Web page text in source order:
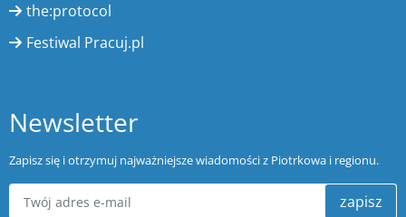
the:protocol
Festiwal Pracuj.pl
Newsletter
Zapisz się i otrzymuj najważniejsze wiadomości z Piotrkowa i regionu.
zapisz